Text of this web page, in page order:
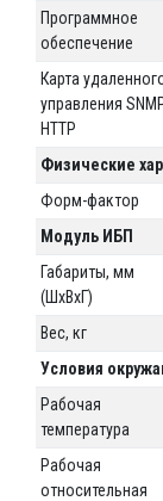
Программное
обеспечение
Карта
управления
HTTP
Физические
Форм-фактор
Модуль ИБП
Габариты, мм
(ШxВxГ)
Вес, кг
Условия
Рабочая
температура
Рабочая
относительная